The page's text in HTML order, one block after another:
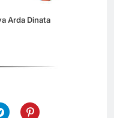
Arda Dinata